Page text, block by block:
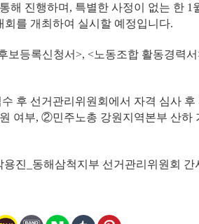
해 진행하며, 특별한 사정이 없는 한 1
회를 개최하여 실시할 예정입니다.
보등록신청서>, <노동조합 활동경력
후 선거관리위원회에서 자격 심사
여부, ②민주노총 강원지역본부 산하
용진_동해삼척지부 선거관리위원회 간